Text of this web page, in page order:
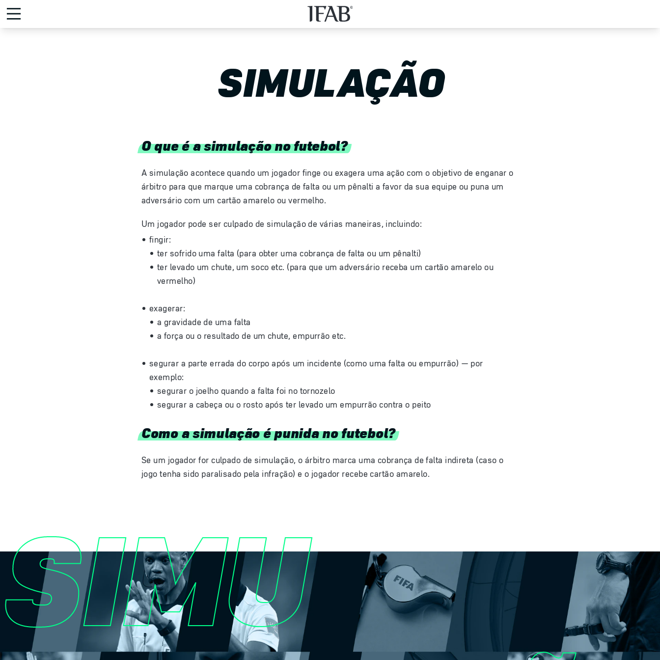
SIMULAÇÃO
O que é a simulação no futebol?
A simulação acontece quando um jogador finge ou exagera uma ação com o objetivo de enganar o
árbitro para que marque uma cobrança de falta ou um pênalti a favor da sua equipe ou puna um
adversário com um cartão amarelo ou vermelho.
Um jogador pode ser culpado de simulação de várias maneiras, incluindo:
fingir:
ter sofrido uma falta (para obter uma cobrança de falta ou um pênalti)
ter levado um chute, um soco etc. (para que um adversário receba um cartão amarelo ou
vermelho)
exagerar:
a gravidade de uma falta
a força ou o resultado de um chute, empurrão etc.
segurar a parte errada do corpo após um incidente (como uma falta ou empurrão) — por
exemplo:
segurar o joelho quando a falta foi no tornozelo
segurar a cabeça ou o rosto após ter levado um empurrão contra o peito
Como a simulação é punida no futebol?
Se um jogador for culpado de simulação, o árbitro marca uma cobrança de falta indireta (caso o
jogo tenha sido paralisado pela infração) e o jogador recebe cartão amarelo.
SIMU